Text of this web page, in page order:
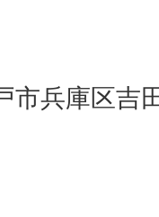
市兵庫区吉